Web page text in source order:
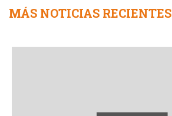
MÁS NOTICIAS RECIENTES